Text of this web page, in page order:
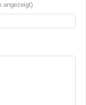
angezeigt)